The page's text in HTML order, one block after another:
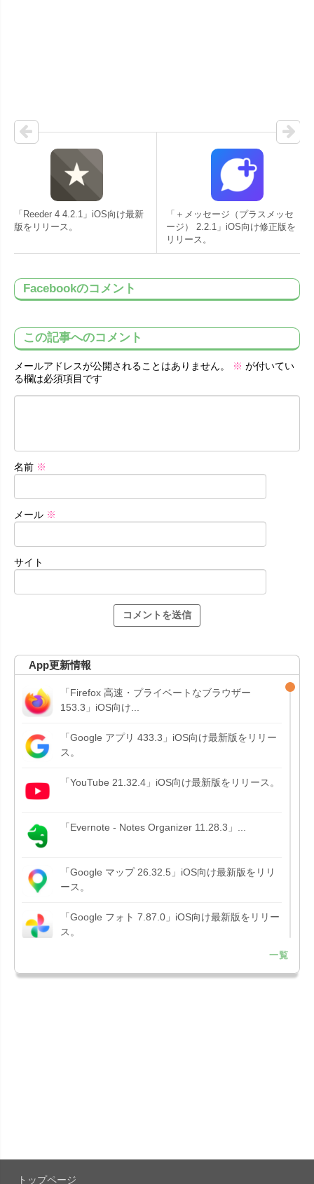
「Reeder 4 4.2.1」iOS向け最新
版をリリース。
「＋メッセージ（プラスメッセ
ージ） 2.2.1」iOS向け修正版を
リリース。
Facebookのコメント
この記事へのコメント
メールアドレスが公開されることはありません。 ※ が付いてい
る欄は必須項目です
名前 ※
メール ※
サイト
App更新情報
「Firefox 高速・プライベートなブラウザー
153.3」iOS向け...
「Google アプリ 433.3」iOS向け最新版をリリー
ス。
「YouTube 21.32.4」iOS向け最新版をリリース。
「Evernote - Notes Organizer 11.28.3」...
「Google マップ 26.32.5」iOS向け最新版をリリ
ース。
「Google フォト 7.87.0」iOS向け最新版をリリー
ス。
ス。
一覧
トップページ